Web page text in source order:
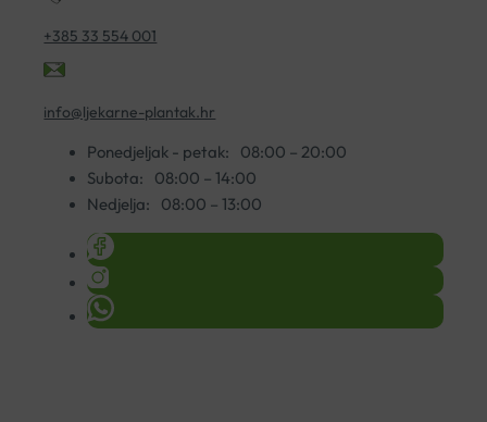
+385 33 554 001
info@ljekarne-plantak.hr
Ponedjeljak - petak:
08:00 – 20:00
Subota:
08:00 – 14:00
Nedjelja:
08:00 – 13:00